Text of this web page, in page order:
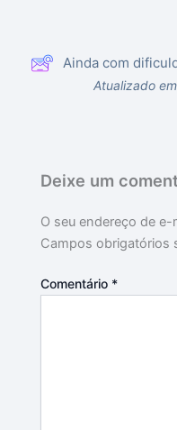
Ainda com
Atualizado
Deixe um
O seu endereço de
Campos obrigatórios
Comentário *